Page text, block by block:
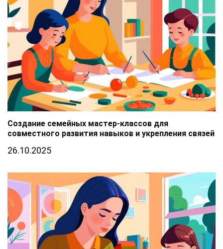
Создание семейных мастер-классов для
совместного развития навыков и укрепления связей
26.10.2025